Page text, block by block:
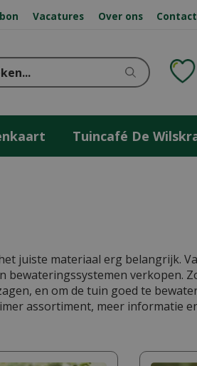
Vacatures Over ons Contact
Tuincafé De
juiste materiaal erg belangrijk.
verkopen.
en om de tuin goed te
assortiment, meer informatie